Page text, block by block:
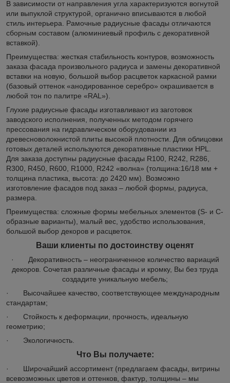
В зависимости от направления угла характеризуются вогнутой
или выпуклой структурой, органично вписываются в любой
стиль интерьера. Рамочные радиусные фасады отличаются
сборным составом (алюминиевый профиль с декоративной
вставкой).
Преимущества: жесткая стабильность контуров, возможность
заказа фасада произвольного радиуса и замены декоративной
вставки на новую, большой выбор расцветок каркасной рамки
(базовый оттенок «анодированное серебро» окрашивается в
любой тон по палитре «RAL»).
Глухие радиусные фасады изготавливают из заготовок
заводского исполнения, полученных методом горячего
прессования на гидравлическом оборудовании из
древесноволокнистой плиты высокой плотности. Для облицовки
готовых деталей используются декоративные пластики HPL.
Для заказа доступны радиусные фасады R100, R242, R286,
R300, R450, R600, R1000, R242 «волна» (толщина:16/18 мм +
толщина пластика, высота: до 2420 мм). Возможно
изготовление фасадов под заказ – любой формы, радиуса,
размера.
Преимущества: сложные формы мебельных элементов (S- и C-
образные варианты), малый вес, удобство использования,
большой выбор декоров и расцветок.
Ваши клиенты по достоинству оценят
· Декоративность – неограниченное количество вариаций
декоров. Сочетая различные фасады и кромку, Вы без труда
создадите уникальную мебель;
· Высочайшее качество, соответствующее международным
стандартам;
· Стойкость к деформации, прочность, идеальную
геометрию;
· Экологичность.
Что Вы получаете:
· Широчайший ассортимент (предлагаем фасады, витрины
всевозможных цветов и оттенков, фактур, толщины – мы